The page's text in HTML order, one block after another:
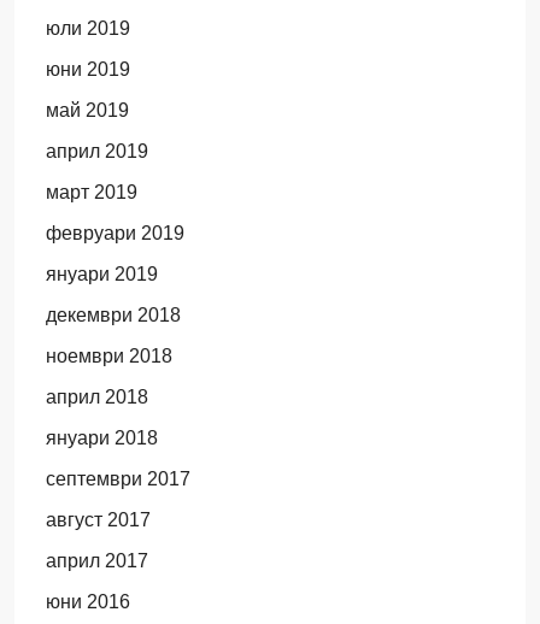
юли 2019
юни 2019
май 2019
април 2019
март 2019
февруари 2019
януари 2019
декември 2018
ноември 2018
април 2018
януари 2018
септември 2017
август 2017
април 2017
юни 2016